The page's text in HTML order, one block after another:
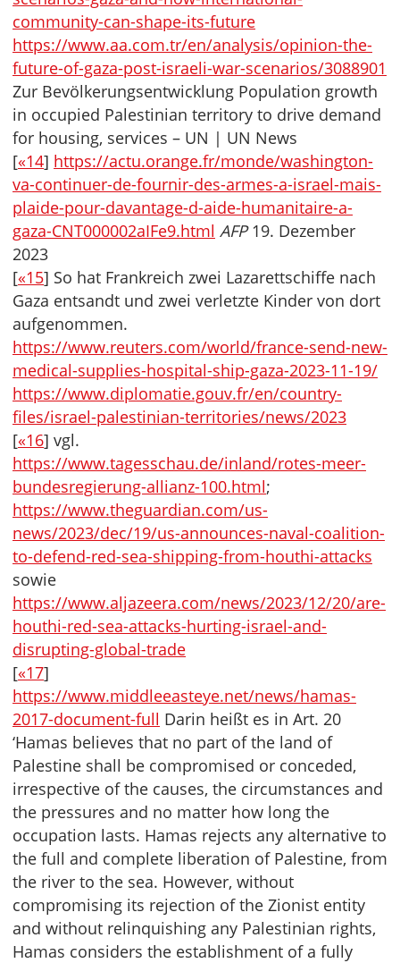
community-can-shape-its-future
https://www.aa.com.tr/en/analysis/opinion-the-
future-of-gaza-post-israeli-war-scenarios/3088901
Zur Bevölkerungsentwicklung Population growth
in occupied Palestinian territory to drive demand
for housing, services – UN | UN News
[«14] https://actu.orange.fr/monde/washington-
va-continuer-de-fournir-des-armes-a-israel-mais-
plaide-pour-davantage-d-aide-humanitaire-a-
gaza-CNT000002aIFe9.html AFP19. Dezember
2023
[«15] So hat Frankreich zwei Lazarettschiffe nach
Gaza entsandt und zwei verletzte Kinder von dort
aufgenommen.
https://www.reuters.com/world/france-send-new-
medical-supplies-hospital-ship-gaza-2023-11-19/
https://www.diplomatie.gouv.fr/en/country-
files/israel-palestinian-territories/news/2023
[«16] vgl.
https://www.tagesschau.de/inland/rotes-meer-
bundesregierung-allianz-100.html;
https://www.theguardian.com/us-
news/2023/dec/19/us-announces-naval-coalition-
to-defend-red-sea-shipping-from-houthi-attacks
sowie
https://www.aljazeera.com/news/2023/12/20/are-
houthi-red-sea-attacks-hurting-israel-and-
disrupting-global-trade
[«17]
https://www.middleeasteye.net/news/hamas-
2017-document-full Darin heißt es in Art. 20
‘Hamas believes that no part of the land of
Palestine shall be compromised or conceded,
irrespective of the causes, the circumstances and
the pressures and no matter how long the
occupation lasts. Hamas rejects any alternative to
the full and complete liberation of Palestine, from
the river to the sea. However, without
compromising its rejection of the Zionist entity
and without relinquishing any Palestinian rights,
Hamas considers the establishment of a fully